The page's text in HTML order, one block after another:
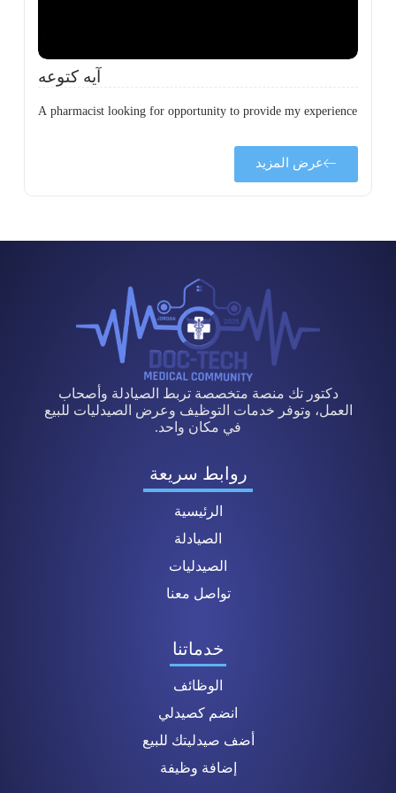
آيه كتوعه
A pharmacist looking for opportunity to provide my experience
عرض المزيد
دكتور تك منصة متخصصة تربط الصيادلة وأصحاب
العمل، وتوفر خدمات التوظيف وعرض الصيدليات للبيع
في مكان واحد.
روابط سريعة
الرئيسية
الصيادلة
الصيدليات
تواصل معنا
خدماتنا
الوظائف
انضم كصيدلي
أضف صيدليتك للبيع
إضافة وظيفة